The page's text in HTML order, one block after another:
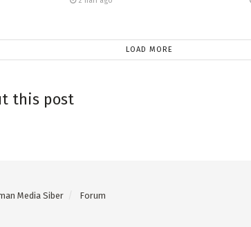
LOAD MORE
this post
Media Siber Forum